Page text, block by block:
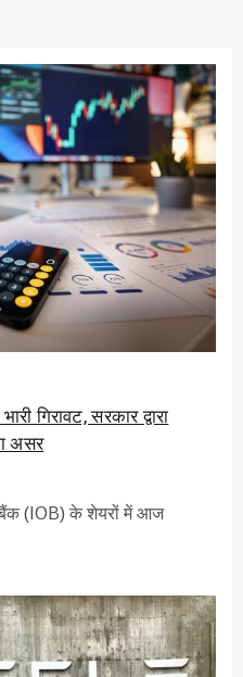
गिरावट, सरकार द्वारा
असर
बैंक (IOB) के शेयरों में आज